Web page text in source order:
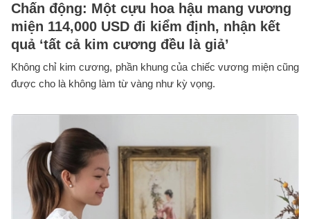
Chấn động: Một cựu hoa hậu mang vương
miện 114,000 USD đi kiểm định, nhận kết
quả ‘tất cả kim cương đều là giả’
Không chỉ kim cương, phần khung của chiếc vương miện cũng
được cho là không làm từ vàng như kỳ vọng.